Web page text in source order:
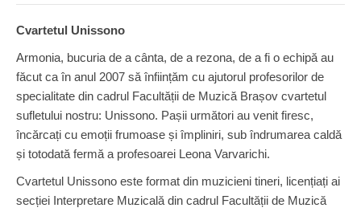
Cvartetul Unissono
Armonia, bucuria de a cânta, de a rezona, de a fi o echipă au
făcut ca în anul 2007 să înființăm cu ajutorul profesorilor de
specialitate din cadrul Facultății de Muzică Brașov cvartetul
sufletului nostru: Unissono. Pașii următori au venit firesc,
încărcați cu emoții frumoase și împliniri, sub îndrumarea caldă
și totodată fermă a profesoarei Leona Varvarichi.
Cvartetul Unissono este format din muzicieni tineri, licențiați ai
secției Interpretare Muzicală din cadrul Facultății de Muzică